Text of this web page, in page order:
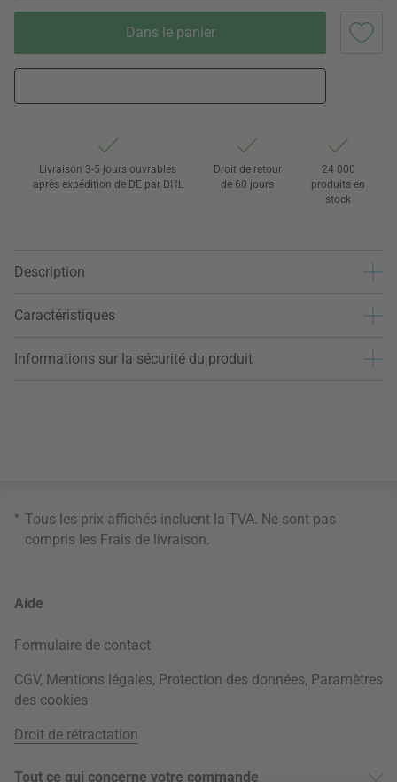
Dans le panier
Livraison 3-5 jours ouvrables
après expédition de DE par DHL
Droit de retour
de 60 jours
24 000
produits en
stock
Description
Caractéristiques
Informations sur la sécurité du produit
* Tous les prix affichés incluent la TVA. Ne sont pas
compris les Frais de livraison
Aide
Formulaire de contact
CGV, Mentions légales, Protection des données, Paramètres
des cookies
Droit de rétractation
Tout ce qui concerne votre commande